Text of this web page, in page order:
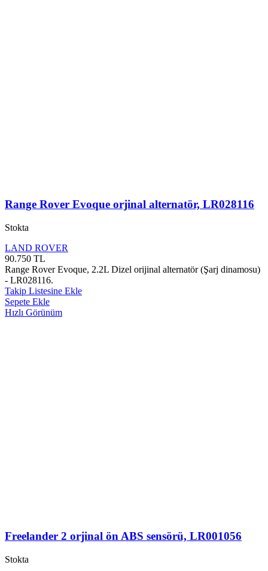
Range Rover Evoque orjinal alternatör, LR028116
Stokta
LAND ROVER
90.750 TL
Range Rover Evoque, 2.2L Dizel orijinal alternatör (Şarj dinamosu)
- LR028116.
Takip Listesine Ekle
Sepete Ekle
Hızlı Görünüm
Freelander 2 orjinal ön ABS sensörü, LR001056
Stokta